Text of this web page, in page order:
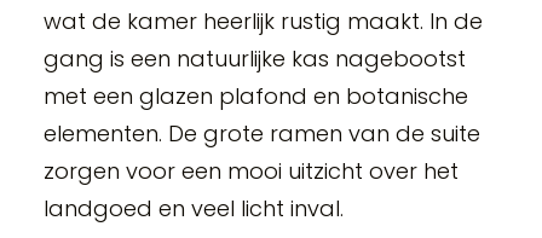
wat de kamer heerlijk rustig maakt. In de
gang is een natuurlijke kas nagebootst
met een glazen plafond en botanische
elementen. De grote ramen van de suite
zorgen voor een mooi uitzicht over het
landgoed en veel licht inval.